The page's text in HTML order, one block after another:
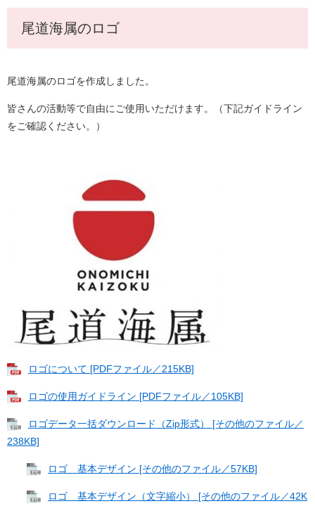
尾道海属のロゴ
尾道海属のロゴを作成しました。
皆さんの活動等で自由にご使用いただけます。（下記ガイドライン
をご確認ください。）
ロゴについて [PDFファイル／215KB]
ロゴの使用ガイドライン [PDFファイル／105KB]
ロゴデータ一括ダウンロード（Zip形式） [その他のファイル／
238KB]
ロゴ 基本デザイン [その他のファイル／57KB]
ロゴ 基本デザイン（文字縮小） [その他のファイル／42K